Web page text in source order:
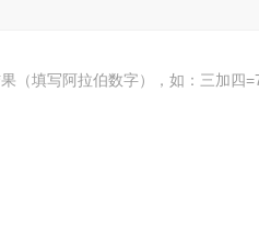
（填写阿拉伯数字），如：三加四